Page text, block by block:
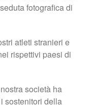
fotografica di
atleti stranieri e
rispettivi paesi di
società ha
sostenitori della